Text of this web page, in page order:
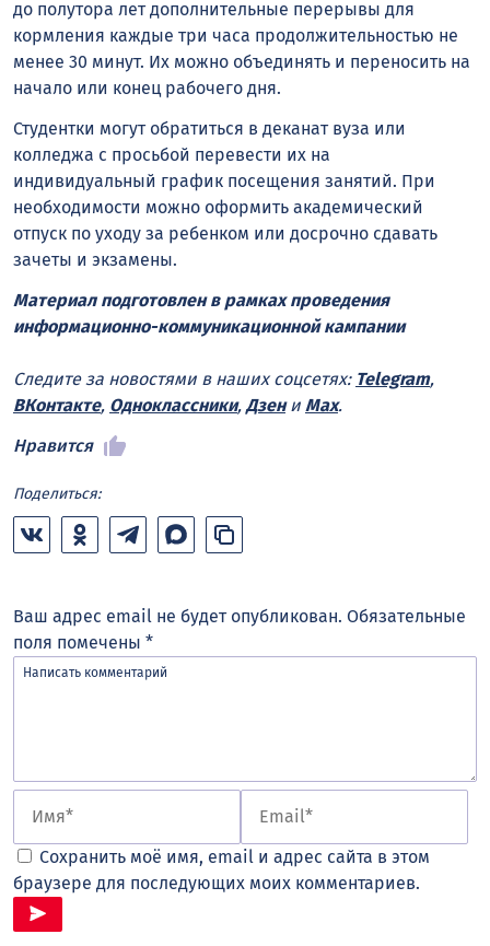
до полутора лет дополнительные перерывы для
кормления каждые три часа продолжительностью не
менее 30 минут. Их можно объединять и переносить на
начало или конец рабочего дня.
Студентки могут обратиться в деканат вуза или
колледжа с просьбой перевести их на
индивидуальный график посещения занятий. При
необходимости можно оформить академический
отпуск по уходу за ребенком или досрочно сдавать
зачеты и экзамены.
Материал подготовлен в рамках проведения
информационно-коммуникационной кампании
Следите за новостями в наших соцсетях: Telegram,
ВКонтакте, Одноклассники, Дзени Max.
Нравится
Поделиться:
Ваш адрес email не будет опубликован. Обязательные
поля помечены *
Сохранить моё имя, email и адрес сайта в этом
браузере для последующих моих комментариев.